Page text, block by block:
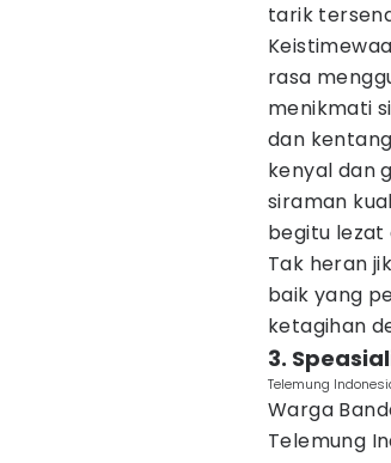
tarik
rasa
menikmati
dan
kenyal dan
siraman
begitu lezat
Tak heran
baik yang
ketagihan
3.
Telemung
Warga
Telemung